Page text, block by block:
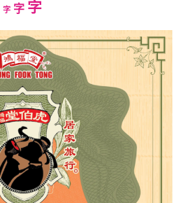
字Decrease
字Reset
size.
字Increase
size.